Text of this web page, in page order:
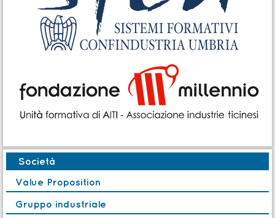
Società
Value Proposition
Gruppo industriale